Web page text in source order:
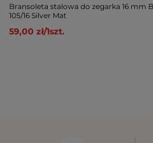
Bransoleta stalowa do zegarka 16 mm
105/16 Silver Mat
59,00 zł/1szt.